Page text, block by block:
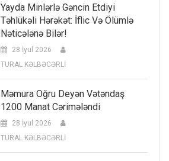
Yayda Minlərlə Gəncin Etdiyi
Təhlükəli Hərəkət: İflic Və Ölümlə
Nəticələnə Bilər!
28 İyul 2026
TURAL KƏLBƏCƏRLİ
Məmura Oğru Deyən Vətəndaş
1200 Manat Cərimələndi
28 İyul 2026
TURAL KƏLBƏCƏRLİ